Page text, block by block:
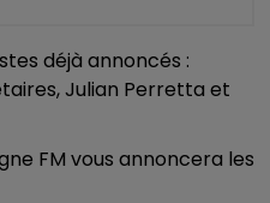
déjà annoncés :
Julian Perretta et
FM vous annoncera les